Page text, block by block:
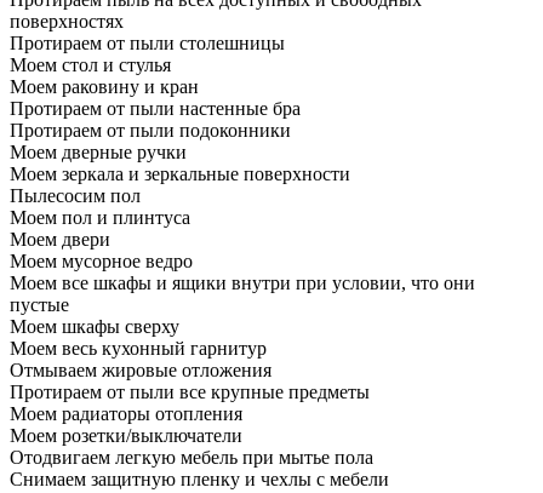
поверхностях
Протираем от пыли столешницы
Моем стол и стулья
Моем раковину и кран
Протираем от пыли настенные бра
Протираем от пыли подоконники
Моем дверные ручки
Моем зеркала и зеркальные поверхности
Пылесосим пол
Моем пол и плинтуса
Моем двери
Моем мусорное ведро
Моем все шкафы и ящики внутри при условии, что они
пустые
Моем шкафы сверху
Моем весь кухонный гарнитур
Отмываем жировые отложения
Протираем от пыли все крупные предметы
Моем радиаторы отопления
Моем розетки/выключатели
Отодвигаем легкую мебель при мытье пола
Снимаем защитную пленку и чехлы с мебели